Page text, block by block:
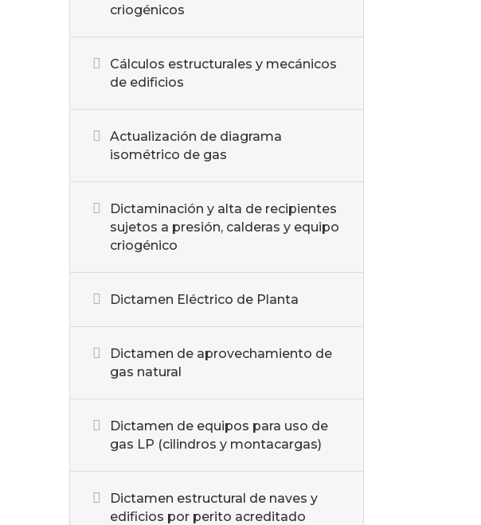
criogénicos
Cálculos estructurales y mecánicos
de edificios
Actualización de diagrama
isométrico de gas
Dictaminación y alta de recipientes
sujetos a presión, calderas y equipo
criogénico
Dictamen Eléctrico de Planta
Dictamen de aprovechamiento de
gas natural
Dictamen de equipos para uso de
gas LP (cilindros y montacargas)
Dictamen estructural de naves y
edificios por perito acreditado